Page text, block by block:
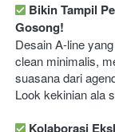
Bikin Tampil
Gosong!
Desain A-line
clean minimalis,
suasana dari
Look kekinian ala
Kolaborasi